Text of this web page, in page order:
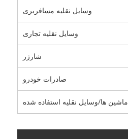
وسایل نقلیه مسافربری
وسایل نقلیه تجاری
شارژر
صادرات خودرو
ماشین ها/وسایل نقلیه استفاده شده